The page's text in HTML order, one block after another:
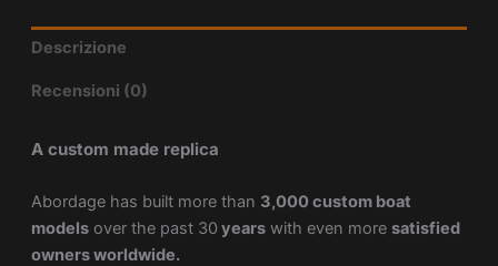
Descrizione
Recensioni (0)
A custom made replica
Abordage has built more than 3,000 custom boat
modelsover the past 30 yearswith even more satisfied
owners worldwide.